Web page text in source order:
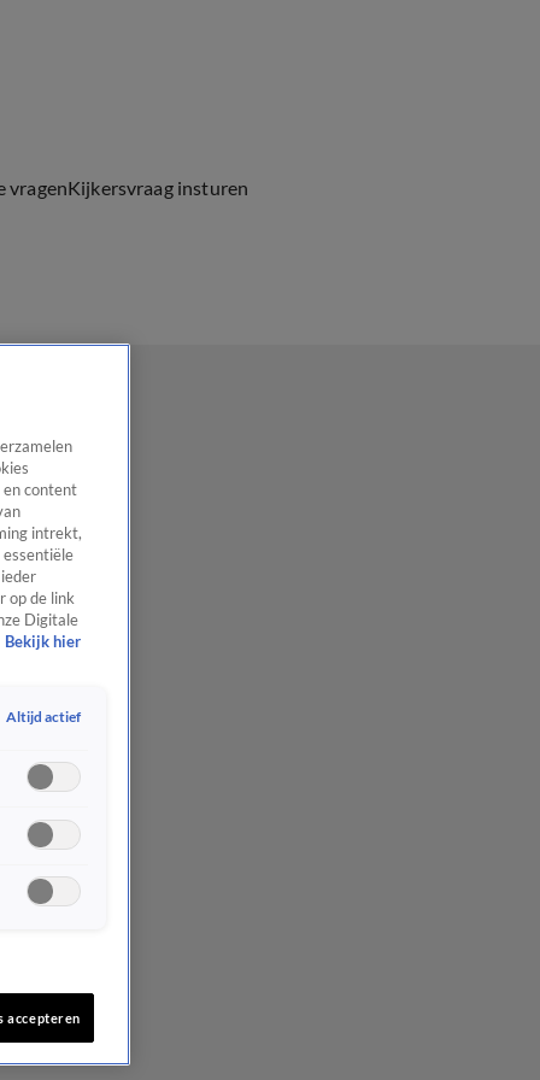
vragenKijkersvraag insturen
en content
intrekt,
op de link
Digitale
Bekijk hier
Altijd actief
accepteren